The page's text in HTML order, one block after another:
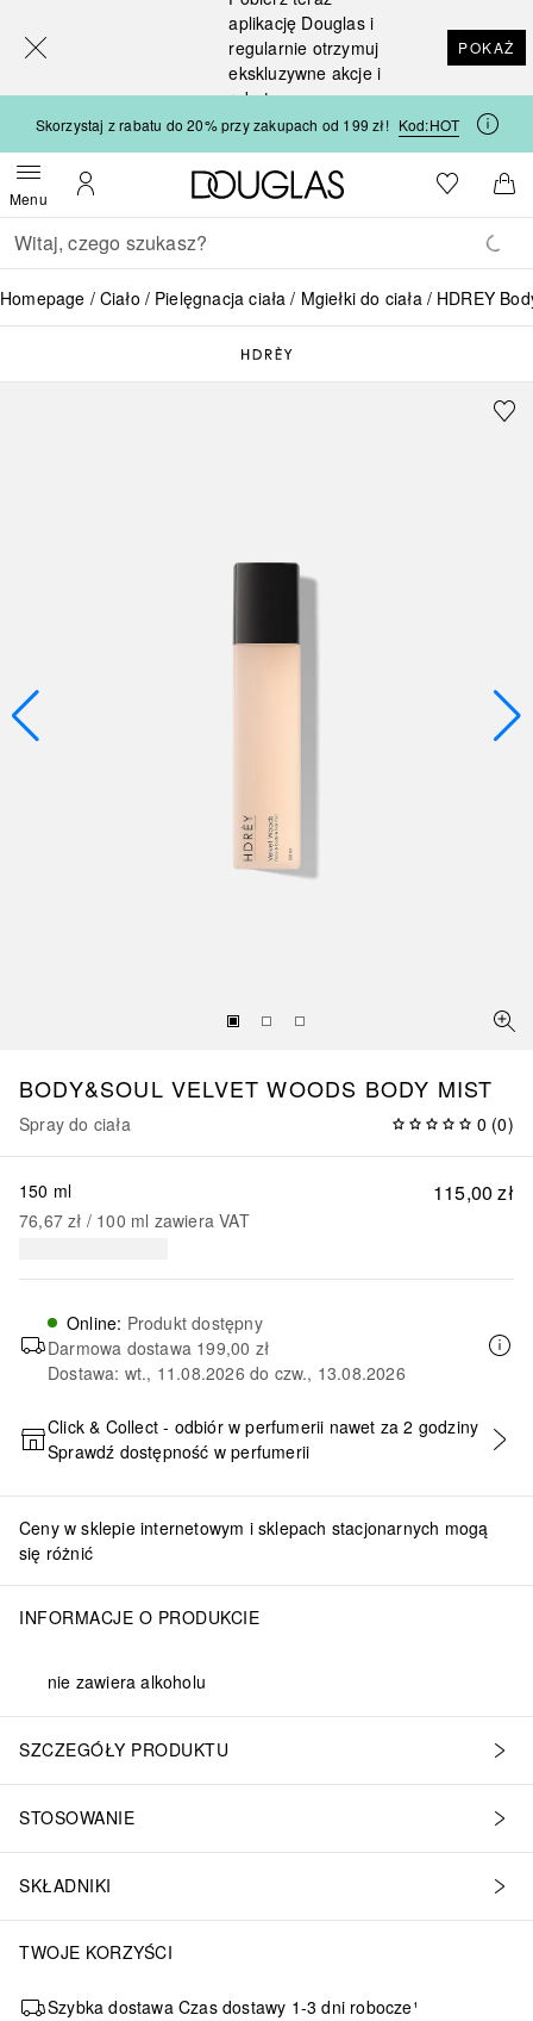
aplikację Douglas i
regularnie otrzymuj
ekskluzywne akcje i
rabaty
POKAŻ
Skorzystaj z rabatu do 20% przy zakupach od 199 zł! Kod:HOT
MenuOtwórz menuMoje konto
Strona główna Douglas
Do listyDo
Wracać
Wykonaj wyszukiwanie
Homepage Ciało Pielęgnacja ciała Mgiełki do ciała HDREY
BODY&SOUL VELVET WOODS BODY MIST
Spray do ciała 0 (0)
115,00 zł
150 ml
76,67 zł / 100 ml zawiera VAT
Online: Produkt dostępny
Darmowa dostawa 199,00 zł
Dostawa: wt., 11.08.2026 do czw., 13.08.2026
DODAJ DO KOSZYKA
Click & Collect - odbiór w perfumerii nawet za 2 godziny
Sprawdź dostępność w perfumerii
Ceny w sklepie internetowym i sklepach stacjonarnych mogą
się różnić
INFORMACJE O PRODUKCIE
nie zawiera alkoholu
SZCZEGÓŁY PRODUKTU
STOSOWANIE
SKŁADNIKI
TWOJE KORZYŚCI
Szybka dostawa Czas dostawy 1-3 dni robocze¹
[navigation.slideout.screenreader]